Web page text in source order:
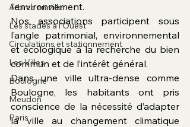
Arbres en ville
Les stades à l'Ouest
Circulations et stationnement
Les Villes
Boulogne
Meudon
Paris
l’environnement.
Nos associations participent sous
l’angle patrimonial, environnemental
et écologique à la recherche du bien
commun et de l’intérêt général.
Dans une ville ultra-dense comme
Boulogne, les habitants ont pris
conscience de la nécessité d’adapter
la ville au changement climatique